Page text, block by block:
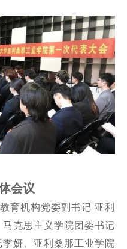
会议
育机构党委副书记 亚利
克思主义学院团委书记
妍、亚利桑那工业学院